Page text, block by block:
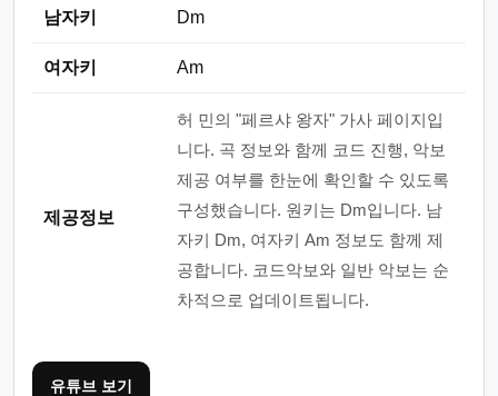
남자키 Dm
여자키 Am
제공정보
허 민의 "페르샤 왕자" 가사 페이지입
니다. 곡 정보와 함께 코드 진행, 악보
제공 여부를 한눈에 확인할 수 있도록
구성했습니다. 원키는 Dm입니다. 남
자키 Dm, 여자키 Am 정보도 함께 제
공합니다. 코드악보와 일반 악보는 순
차적으로 업데이트됩니다.
유튜브 보기